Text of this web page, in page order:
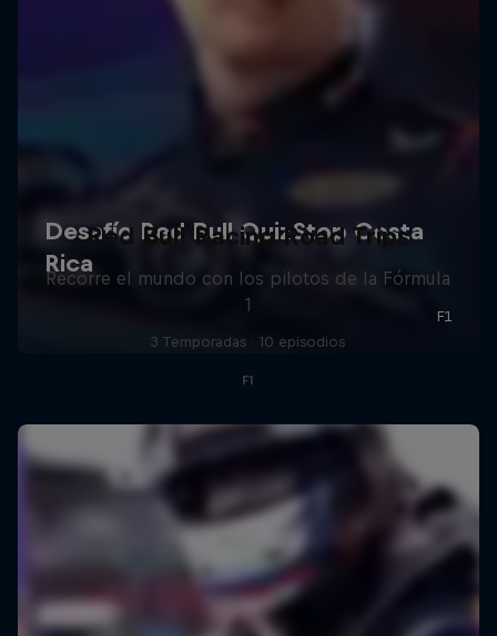
Red Bull Racing Road Trips
Recorre el mundo con los pilotos de la Fórmula
1
3 Temporadas · 10 episodios
F1